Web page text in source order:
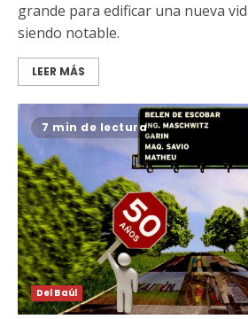
grande para edificar una nueva
siendo notable.
LEER MÁS
7 min de lectura
Del Baúl